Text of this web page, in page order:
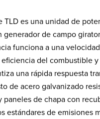
TLD es una unidad de
generador de campo
funciona a una
del combustible
una rápida respuesta
de acero galvanizado
paneles de chapa con
estándares de emisiones